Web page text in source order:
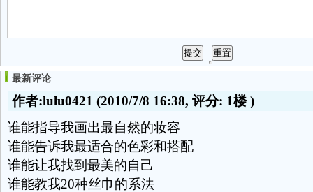
最新评论
作者:lulu0421 (2010/7/8 16:38, 评分: 1楼)
谁能指导我画出最自然的妆容
谁能告诉我最适合的色彩和搭配
谁能让我找到最美的自己
谁能教我20种丝巾的系法